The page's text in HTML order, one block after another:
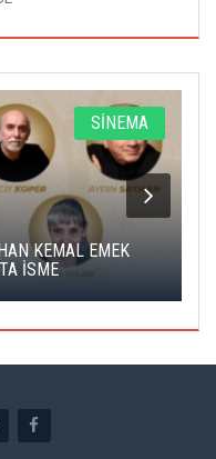
SİNEMA
KEMAL EMEK
İSME